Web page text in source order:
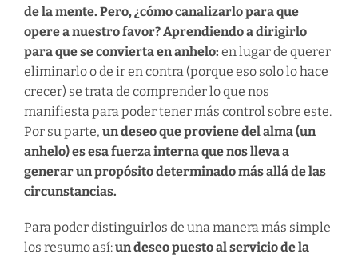
de la mente. Pero, ¿cómo canalizarlo para que
opere a nuestro favor? Aprendiendo a dirigirlo
para que se convierta en anhelo: en lugar de querer
eliminarlo o de ir en contra (porque eso solo lo hace
crecer) se trata de comprender lo que nos
manifiesta para poder tener más control sobre este.
Por su parte, un deseo que proviene del alma (un
anhelo) es esa fuerza interna que nos lleva a
generar un propósito determinado más allá de las
circunstancias.
Para poder distinguirlos de una manera más simple
los resumo así:un deseo puesto al servicio de la